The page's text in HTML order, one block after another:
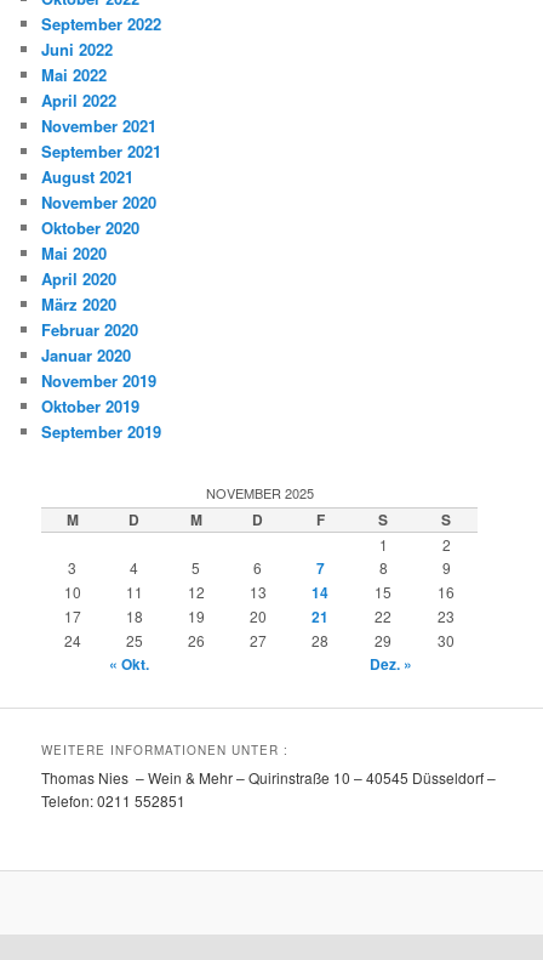
September 2022
Juni 2022
Mai 2022
April 2022
November 2021
September 2021
August 2021
November 2020
Oktober 2020
Mai 2020
April 2020
März 2020
Februar 2020
Januar 2020
November 2019
Oktober 2019
September 2019
NOVEMBER 2025
M D M D F S S
1
2
3
4 5 6 7 8
9
10
11 12 13 14 15
16
17
18 19 20 21 22
23
24
25 26 27 28 29 30
« Okt. Dez. »
WEITERE INFORMATIONEN UNTER :
Thomas Nies – Wein & Mehr – Quirinstraße 10 – 40545 Düsseldorf –
Telefon: 0211 552851